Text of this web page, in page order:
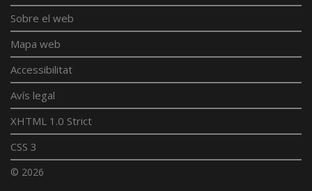
Sobre el web
Mapa web
Accessibilitat
Avís legal
XHTML 1.0 Strict
CSS 3
© 2026